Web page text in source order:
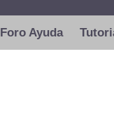
Foro Ayuda